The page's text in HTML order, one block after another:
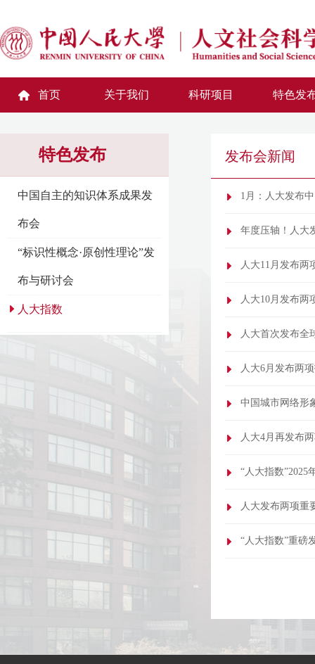
首页 关于我们 科研项目 特色发
特色发布
中国自主的知识体系成果发
布会
“标识性概念·原创性理论”发
布与研讨会
人大指数
发布会新闻
1月：人大发布
年度压轴！人大
人大11月发布两
人大10月发布两
人大首次发布全
人大6月发布两
中国城市网络形
人大4月再发布
“人大指数”2025
人大发布两项重
“人大指数”重磅